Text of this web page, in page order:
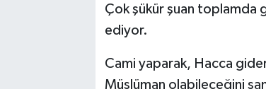
Çok şükür şuan toplamda
ediyor.
Cami yaparak, Hacca
Müslüman olabileceğini